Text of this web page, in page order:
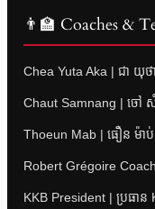
👨‍🏫 Coaches &
Chea Yuta Aka | ជា យុថា
Chaut Samnang | ចៅ
Thoeun Mab | ធឿន ម៉ាប់
Robert Grégoire
KKB President | ប្រធាន